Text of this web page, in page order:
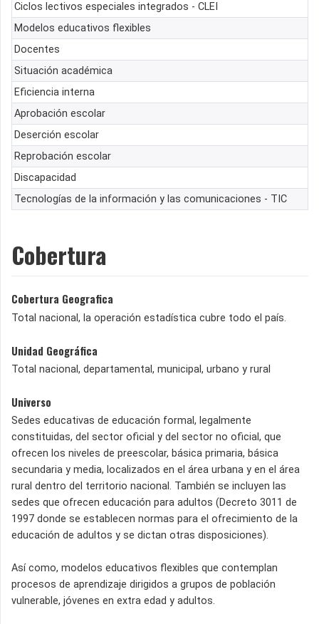
Ciclos lectivos especiales integrados - CLEI
Modelos educativos flexibles
Docentes
Situación académica
Eficiencia interna
Aprobación escolar
Deserción escolar
Reprobación escolar
Discapacidad
Tecnologías de la información y las comunicaciones - TIC
Cobertura
Cobertura Geografica
Total nacional, la operación estadística cubre todo el país.
Unidad Geográfica
Total nacional, departamental, municipal, urbano y rural
Universo
Sedes educativas de educación formal, legalmente
constituidas, del sector oficial y del sector no oficial, que
ofrecen los niveles de preescolar, básica primaria, básica
secundaria y media, localizados en el área urbana y en el área
rural dentro del territorio nacional. También se incluyen las
sedes que ofrecen educación para adultos (Decreto 3011 de
1997 donde se establecen normas para el ofrecimiento de la
educación de adultos y se dictan otras disposiciones).
Así como, modelos educativos flexibles que contemplan
procesos de aprendizaje dirigidos a grupos de población
vulnerable, jóvenes en extra edad y adultos.